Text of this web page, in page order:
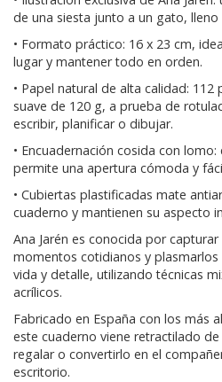
de una siesta junto a un gato,
• Formato práctico: 16 x 23 cm,
lugar y mantener todo en orden.
• Papel natural de alta calidad:
suave de 120 g, a prueba de
escribir, planificar o dibujar.
• Encuadernación cosida con
permite una apertura cómoda y
• Cubiertas plastificadas mate
cuaderno y mantienen su aspecto
Ana Jarén es conocida por
momentos cotidianos y plasmarlos
vida y detalle, utilizando técnicas
acrílicos.
Fabricado en España con los más
este cuaderno viene retractilado
regalar o convertirlo en el
escritorio.